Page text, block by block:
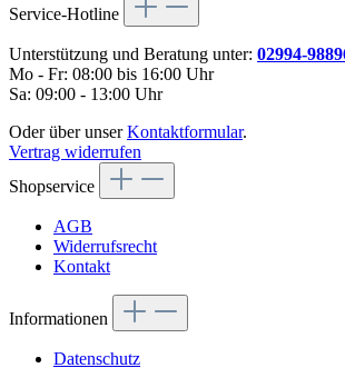
Service-Hotline
Unterstützung und Beratung unter: 02994-
Mo - Fr: 08:00 bis 16:00 Uhr
Sa: 09:00 - 13:00 Uhr
Oder über unserKontaktformular.
Vertrag widerrufen
Shopservice
AGB
Widerrufsrecht
Kontakt
Informationen
Datenschutz